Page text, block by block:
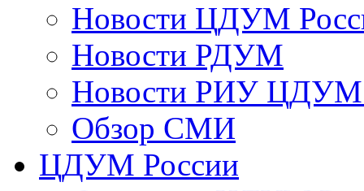
Новости ЦДУМ
Новости РДУМ
Новости РИУ ЦДУМ
Обзор СМИ
ЦДУМ России